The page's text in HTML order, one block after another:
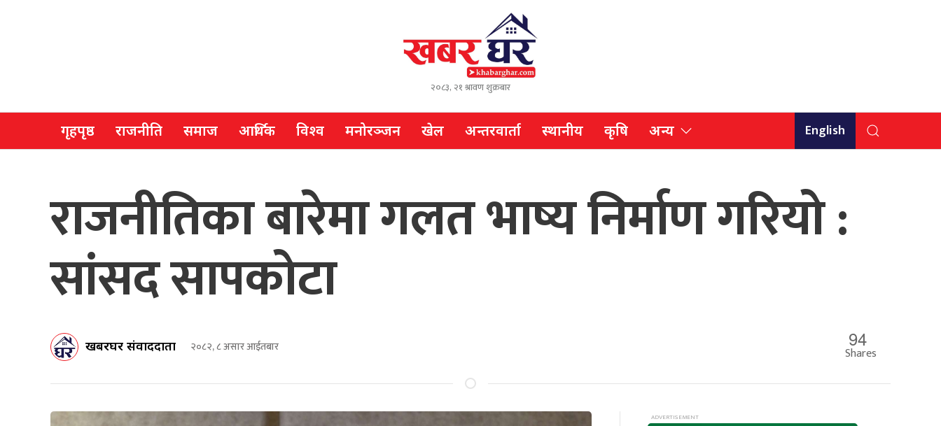
२०८३, २१ श्रावण शुक्रबार
गृहपृष्ठ राजनीति समाज आर्थिक विश्व मनोरञ्जन खेल अन्तरवार्ता स्थानीय कृषि अन्य English
राजनीतिका बारेमा गलत भाष्य निर्माण गरियो :
सांसद सापकोटा
खबरघर संवाददाता २०८२, ८ असार आईतबार 94
Shares